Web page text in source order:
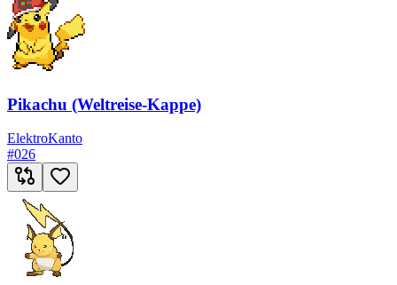
Pikachu (Weltreise-Kappe)
ElektroKanto
#026